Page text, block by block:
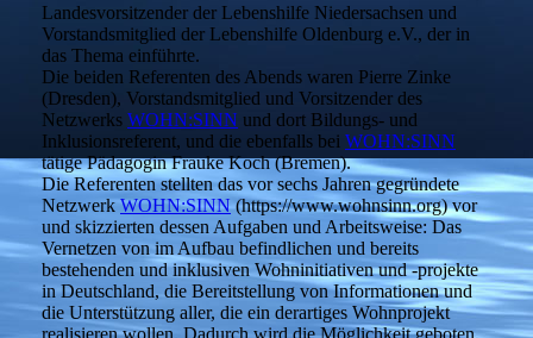
Landesvorsitzender der Lebenshilfe Niedersachsen und
Vorstandsmitglied der Lebenshilfe Oldenburg e.V., der in
das Thema einführte.
Die beiden Referenten des Abends waren Pierre Zinke
(Dresden), Vorstandsmitglied und Vorsitzender des
Netzwerks WOHN:SINN und dort Bildungs- und
Inklusionsreferent, und die ebenfalls bei WOHN:SINN
tätige Pädagogin Frauke Koch (Bremen).
Die Referenten stellten das vor sechs Jahren gegründete
Netzwerk WOHN:SINN(https://www.wohnsinn.org) vor
und skizzierten dessen Aufgaben und Arbeitsweise: Das
Vernetzen von im Aufbau befindlichen und bereits
bestehenden und inklusiven Wohninitiativen und -projekte
in Deutschland, die Bereitstellung von Informationen und
die Unterstützung aller, die ein derartiges Wohnprojekt
realisieren wollen. Dadurch wird die Möglichkeit geboten,